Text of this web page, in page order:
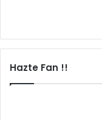
Hazte Fan !!